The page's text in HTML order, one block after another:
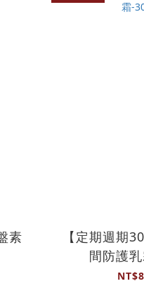
素
【定期週期
間防護